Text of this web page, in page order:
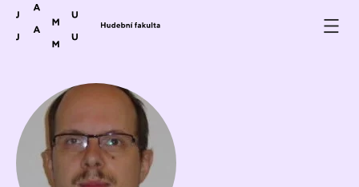
Přeskočit na obsah